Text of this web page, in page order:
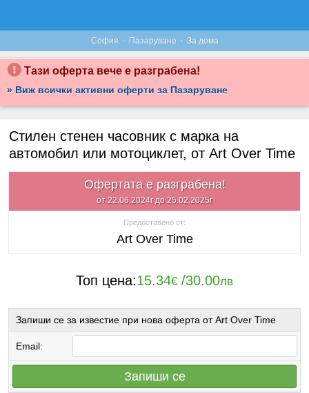
София · Пазаруване · За дома
Тази оферта вече е разграбена!
» Виж всички активни оферти за Пазаруване
Стилен стенен часовник с марка на
автомобил или мотоциклет, от Art Over Time
Офертата е разграбена!
от 22.06.2024г до 25.02.2025г
Предоставено от:
Art Over Time
Топ цена:15.34€ /30.00лв
Запиши се за известие при нова оферта от Art Over Time
Email:
Запиши се